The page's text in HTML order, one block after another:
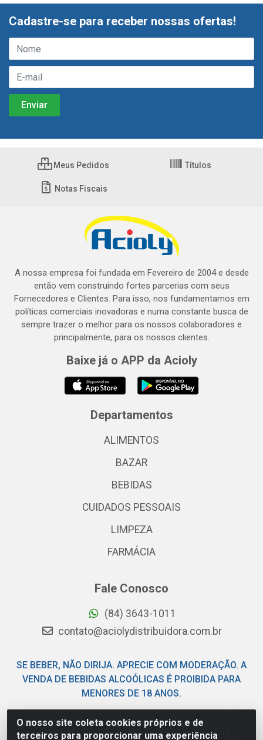
O nosso site coleta cookies próprios e de
terceiros para proporcionar uma experiência
Cadastre-se para receber nossas ofertas!
Meus Pedidos Títulos
Notas Fiscais
A nossa empresa foi fundada em Fevereiro de 2004 e desde
então vem construindo fortes parcerias com seus
Fornecedores e Clientes. Para isso, nos fundamentamos em
políticas comerciais inovadoras e numa constante busca de
sempre trazer o melhor para os nossos colaboradores e
principalmente, para os nossos clientes.
Baixe já o APP da Acioly
Departamentos
ALIMENTOS
BAZAR
BEBIDAS
CUIDADOS PESSOAIS
LIMPEZA
FARMÁCIA
Fale Conosco
(84) 3643-1011
contato@aciolydistribuidora.com.br
SE BEBER, NÃO DIRIJA. APRECIE COM MODERAÇÃO. A
VENDA DE BEBIDAS ALCOÓLICAS É PROIBIDA PARA
MENORES DE 18 ANOS.
Acioly Distribuidora - Av Piloto Pereira Tim - Parque de